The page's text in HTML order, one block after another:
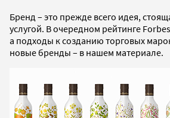
Бренд – это прежде всего идея,
услугой. В очередном рейтинге
а подходы к созданию торговых
новые бренды – в нашем материале.